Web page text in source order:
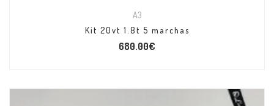
A3
Kit 20vt 1.8t 5 marchas
680.00€